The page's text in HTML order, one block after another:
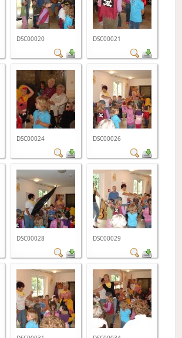
DSC00020 DSC00021
DSC00024 DSC00026
DSC00028 DSC00029